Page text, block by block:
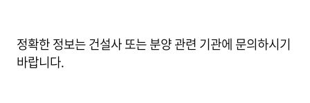
정확한 정보는 건설사 또는 분양 관련 기관에 문의하시기
바랍니다.